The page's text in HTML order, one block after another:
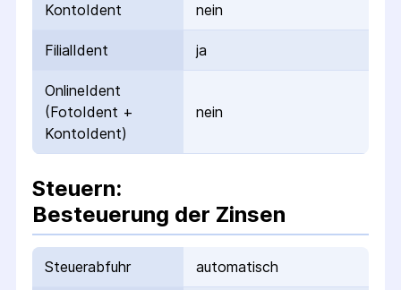
KontoIdent nein
FilialIdent ja
OnlineIdent
(FotoIdent +
KontoIdent)
nein
Steuern:
Besteuerung der Zinsen
Steuerabfuhr automatisch